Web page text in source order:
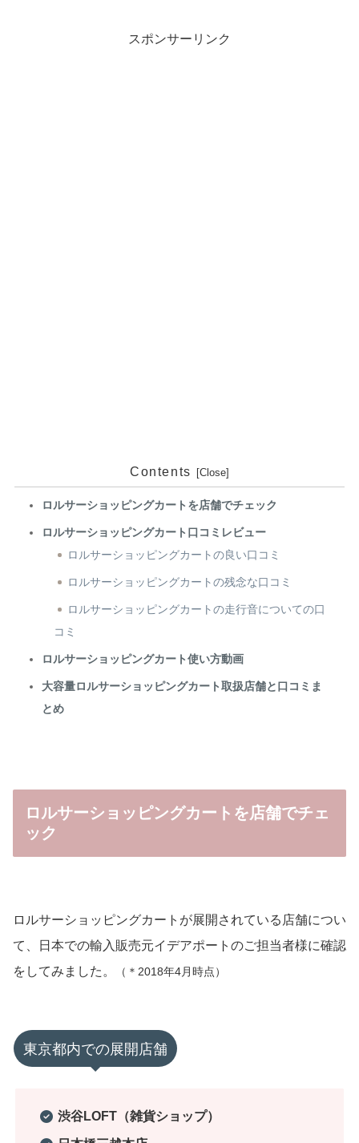
スポンサーリンク
Contents
ロルサーショッピングカートを店舗でチェック
ロルサーショッピングカート口コミレビュー
ロルサーショッピングカートの良い口コミ
ロルサーショッピングカートの残念な口コミ
ロルサーショッピングカートの走行音についての口
コミ
ロルサーショッピングカート使い方動画
大容量ロルサーショッピングカート取扱店舗と口コミま
とめ
ロルサーショッピングカートを店舗でチェ
ック
ロルサーショッピングカートが展開されている店舗につい
て、日本での輸入販売元イデアポートのご担当者様に確認
をしてみました。
（＊2018年4月時点）
東京都内での展開店舗
渋谷LOFT（雑貨ショップ）